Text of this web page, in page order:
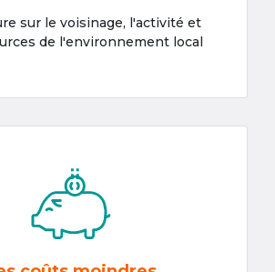
sur le voisinage, l'activité et
de l'environnement local